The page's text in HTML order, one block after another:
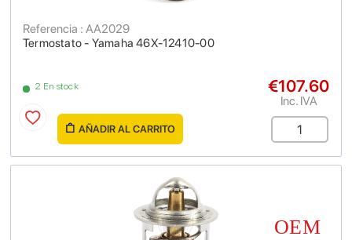
Termostato - Yamaha 46X-12410-00
Referencia : AA2029
2 En stock €107.60
Inc. IVA
AÑADIR AL CARRITO